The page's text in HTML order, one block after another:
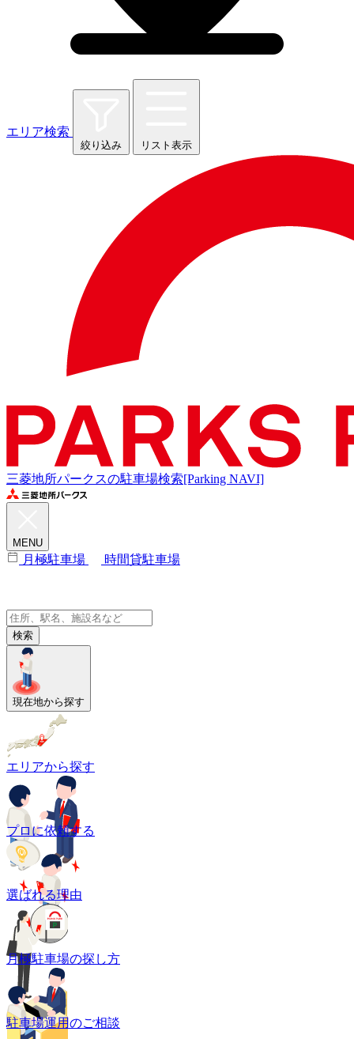
エリア検索
絞り込み リスト表示
三菱地所パークスの駐車場検索[Parking NAVI]
MENU
月極駐車場 時間貸駐車場
検索
現在地から探す
エリアから探す
プロに依頼する
選ばれる理由
月極駐車場の探し方
駐車場運用のご相談